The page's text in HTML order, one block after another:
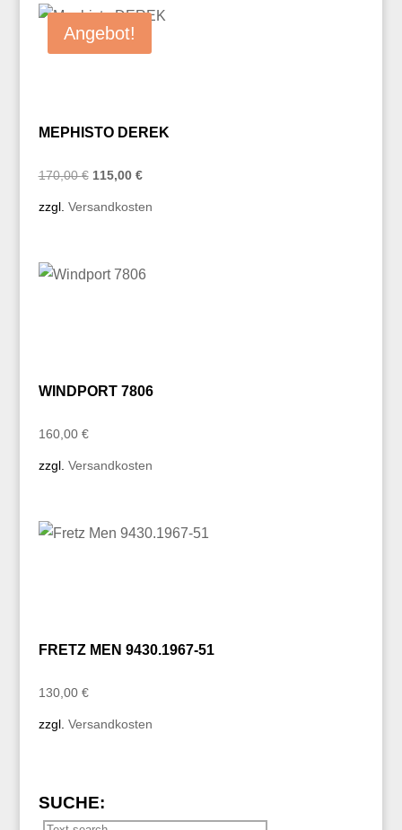
Angebot!
MEPHISTO DEREK
170,00€ Ursprünglicher
war:
115,00 €Aktueller
ist:
zzgl. Versandkosten
WINDPORT 7806
160,00 €
zzgl. Versandkosten
FRETZ MEN 9430.1967-51
130,00 €
zzgl. Versandkosten
SUCHE: